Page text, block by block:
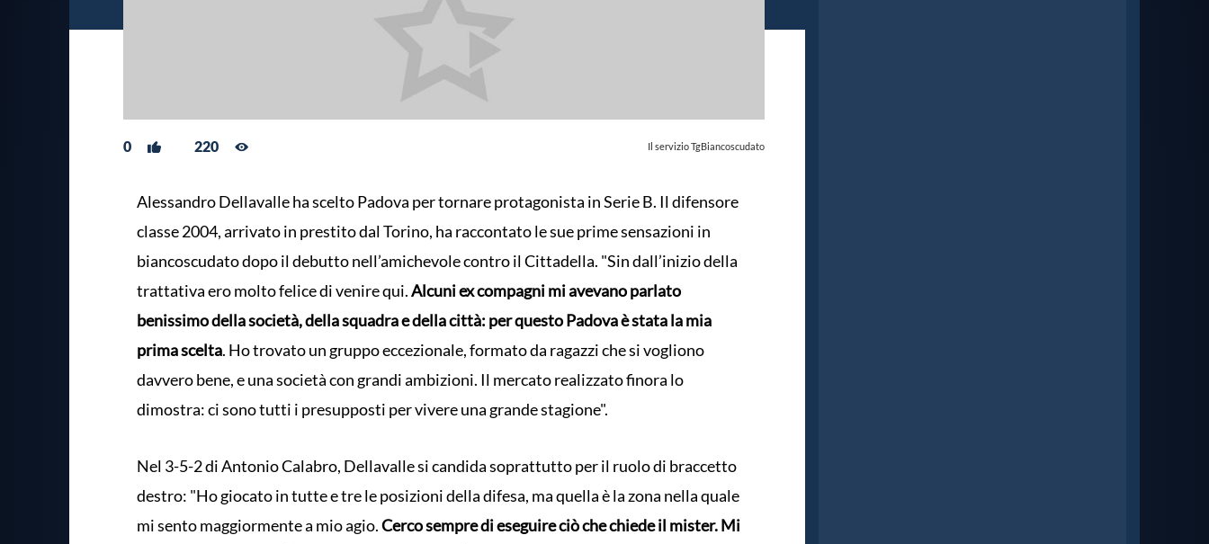
0 220 Il servizio TgBiancoscudato
Alessandro Dellavalle ha scelto Padova per tornare protagonista in Serie B. Il difensore
classe 2004, arrivato in prestito dal Torino, ha raccontato le sue prime sensazioni in
biancoscudato dopo il debutto nell’amichevole contro il Cittadella. "Sin dall’inizio della
trattativa ero molto felice di venire qui.Alcuni ex compagni mi avevano parlato
benissimo della società, della squadra e della città: per questo Padova è stata la mia
prima scelta. Ho trovato un gruppo eccezionale, formato da ragazzi che si vogliono
davvero bene, e una società con grandi ambizioni. Il mercato realizzato finora lo
dimostra: ci sono tutti i presupposti per vivere una grande stagione".
Nel 3-5-2 di Antonio Calabro, Dellavalle si candida soprattutto per il ruolo di braccetto
destro: "Ho giocato in tutte e tre le posizioni della difesa, ma quella è la zona nella quale
mi sento maggiormente a mio agio.Cerco sempre di eseguire ciò che chiede il mister. Mi